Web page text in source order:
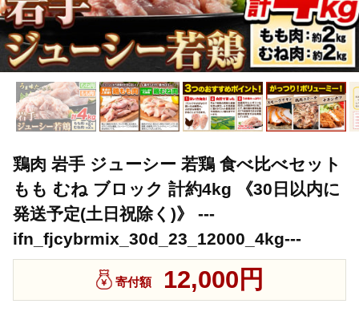
鶏肉 岩手 ジューシー 若鶏 食べ比べセット
もも むね ブロック 計約4kg 《30日以内に
発送予定(土日祝除く)》 ---
ifn_fjcybrmix_30d_23_12000_4kg---
寄付額 12,000円